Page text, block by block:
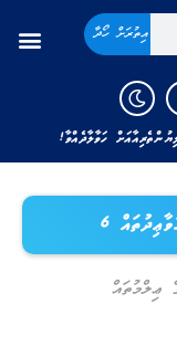
އިތުރަށް ހޯދާ
ހަވާލާދެއްވާ!
6
ޢިލްމުތައް